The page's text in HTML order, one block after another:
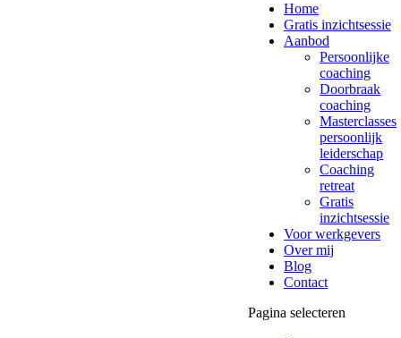
Home
Gratis inzichtsessie
Aanbod
Persoonlijke
coaching
Doorbraak
coaching
Masterclasses
persoonlijk
leiderschap
Coaching
retreat
Gratis
inzichtsessie
Voor werkgevers
Over mij
Blog
Contact
Pagina selecteren